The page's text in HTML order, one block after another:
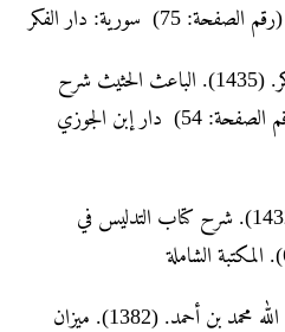
أبو الأشبال، أحمد محمد شاكر. (1435). الباعث الحثيث شرح
إختصار علوم الحديث، ط1، (رقم الصفحة: 54) دار إبن الجوزي
عبد الغفار، محمد حسن. (1432). شرح كتاب التدليس في
الذهبي، شمس الدين أبو عبد الله محمد بن أحمد. (1382). ميزان